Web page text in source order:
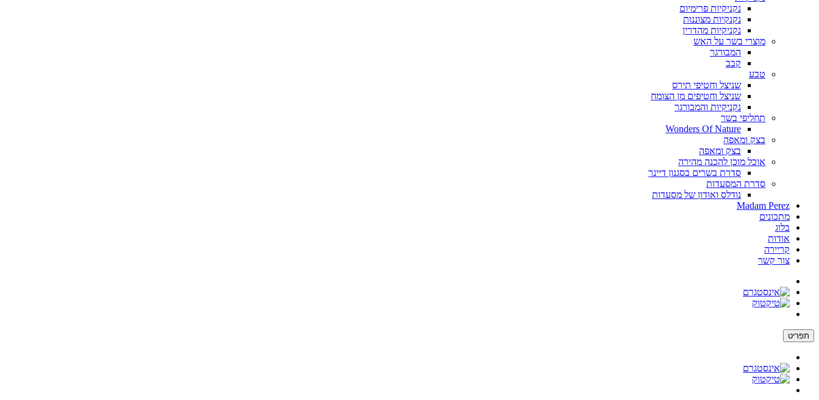
נקניקיות פרימיום
נקנקיות מצוננות
נקניקיות מהדרין
מוצרי בשר על האש
המבורגר
קבב
טבע
שניצל וחטיפי תירס
שניצל וחטיפים מן הצומח
נקניקיות והמבורגר
תחליפי בשר
Wonders Of Nature
בצק ומאפה
בצק ומאפה
אוכל מוכן להכנה מהירה
סדרת בשרים בסגנון דיינר
סדרת המסעדות
נודלס ואודון של מסעדות
Madam Perez
מתכונים
בלוג
אודות
קריירה
צור קשר
תפריט